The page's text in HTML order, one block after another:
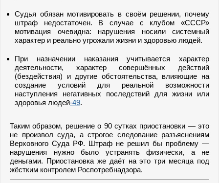
Судья обязан мотивировать в своём решении, почему
штраф недостаточен. В случае с клубом «СССР»
мотивация очевидна: нарушения носили системный
характер и реально угрожали жизни и здоровью людей.
При назначении наказания учитывается характер
деятельности, характер совершённых действий
(бездействия) и другие обстоятельства, влияющие на
создание условий для реальной возможности
наступления негативных последствий для жизни или
здоровья людей-49.
Таким образом, решение о 90 сутках приостановки — это
не произвол суда, а строгое следование разъяснениям
Верховного Суда РФ. Штраф не решил бы проблему —
нарушения нужно было устранять физически, а не
деньгами. Приостановка же даёт на это три месяца под
жёстким контролем Роспотребнадзора.